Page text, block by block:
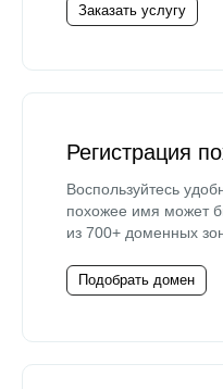
Заказать услугу
Регистрация
Воспользуйтесь
похожее имя может
из 700+ доменных
Подобрать домен